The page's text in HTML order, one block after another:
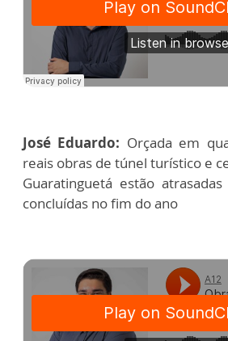
José Eduardo: Orçada em
reais obras de túnel turístico e
Guaratinguetá estão
concluídas no fim do ano